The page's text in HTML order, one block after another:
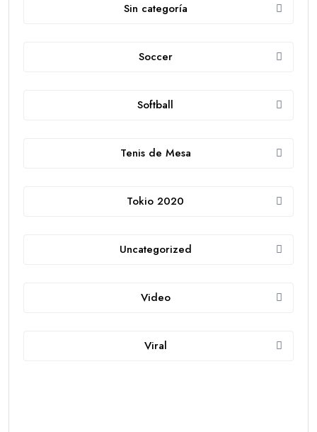
Sin categoría
Soccer
Softball
Tenis de Mesa
Tokio 2020
Uncategorized
Video
Viral